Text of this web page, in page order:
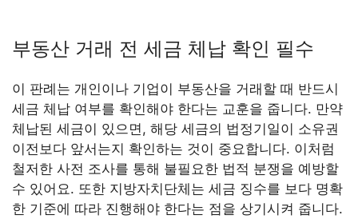
부동산 거래 전 세금 체납 확인 필수
이 판례는 개인이나 기업이 부동산을 거래할 때 반드시
세금 체납 여부를 확인해야 한다는 교훈을 줍니다. 만약
체납된 세금이 있으면, 해당 세금의 법정기일이 소유권
이전보다 앞서는지 확인하는 것이 중요합니다. 이처럼
철저한 사전 조사를 통해 불필요한 법적 분쟁을 예방할
수 있어요. 또한 지방자치단체는 세금 징수를 보다 명확
한 기준에 따라 진행해야 한다는 점을 상기시켜 줍니다.